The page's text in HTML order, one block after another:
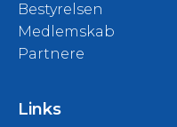
Bestyrelsen
Medlemskab
Partnere
Links